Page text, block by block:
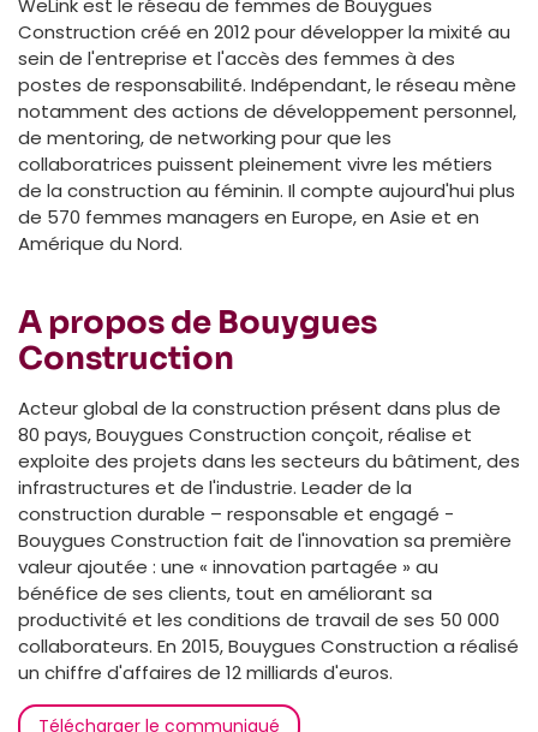
WeLink est le réseau de femmes de Bouygues
Construction créé en 2012 pour développer la mixité au
sein de l'entreprise et l'accès des femmes à des
postes de responsabilité. Indépendant, le réseau mène
notamment des actions de développement personnel,
de mentoring, de networking pour que les
collaboratrices puissent pleinement vivre les métiers
de la construction au féminin. Il compte aujourd'hui plus
de 570 femmes managers en Europe, en Asie et en
Amérique du Nord.
A propos de Bouygues
Construction
Acteur global de la construction présent dans plus de
80 pays, Bouygues Construction conçoit, réalise et
exploite des projets dans les secteurs du bâtiment, des
infrastructures et de l'industrie. Leader de la
construction durable – responsable et engagé -
Bouygues Construction fait de l'innovation sa première
valeur ajoutée : une « innovation partagée » au
bénéfice de ses clients, tout en améliorant sa
productivité et les conditions de travail de ses 50 000
collaborateurs. En 2015, Bouygues Construction a réalisé
un chiffre d'affaires de 12 milliards d'euros.
Télécharger le communiqué